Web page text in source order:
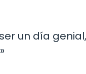
un día genial,